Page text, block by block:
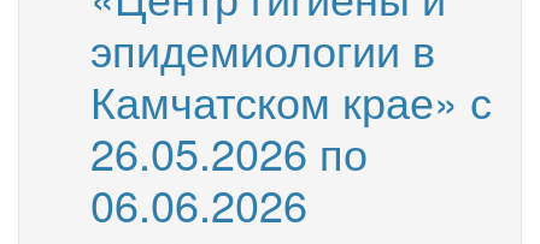
эпидемиологии в
Камчатском крае» с
26.05.2026 по
06.06.2026